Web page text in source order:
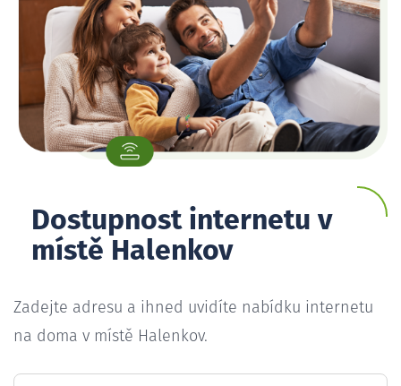
Dostupnost internetu v
místě Halenkov
Zadejte adresu a ihned uvidíte nabídku internetu
na doma v místě Halenkov.